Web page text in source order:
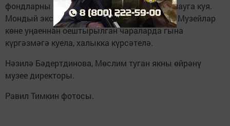
фондларны саклаучы Йолдыз Зәкиева саклауга куя.
Мондый экспонатлар елга бер генә тапкыр, Музейлар
көне уңаеннан оештырылган чараларда гына
күргәзмәгә куела, халыкка күрсәтелә.
Нәзилә Бәдертдинова, Мөслим туган якны өйрәнү
музее директоры.
Равил Тимкин фотосы.